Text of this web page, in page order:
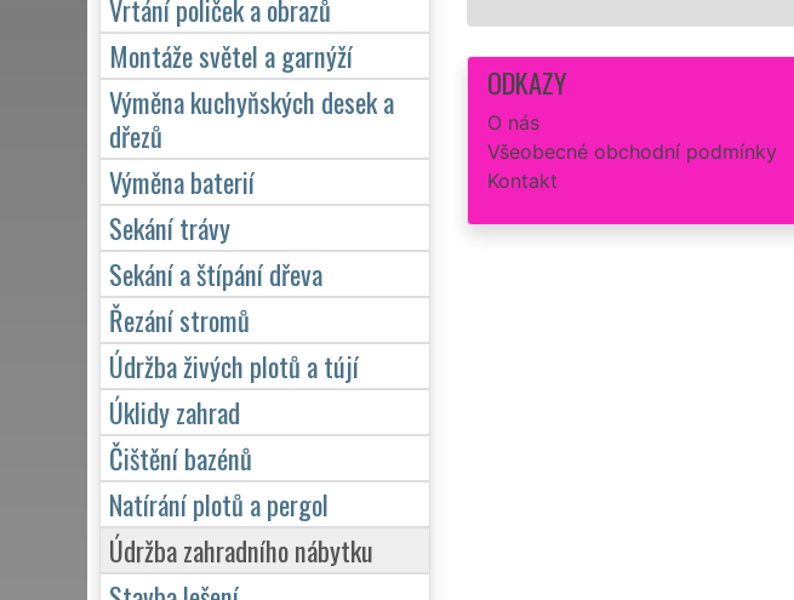
ODKAZY
O nás
Všeobecné obchodní podmínky
Kontakt
Vrtání poliček a obrazů
Montáže světel a garnýží
Výměna kuchyňských desek a
dřezů
Výměna baterií
Sekání trávy
Sekání a štípání dřeva
Řezání stromů
Údržba živých plotů a tújí
Úklidy zahrad
Čištění bazénů
Natírání plotů a pergol
Údržba zahradního nábytku